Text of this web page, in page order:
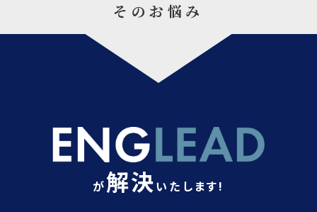
そのお悩み
が解決いたします!